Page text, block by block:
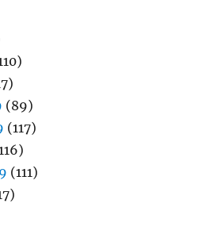
(89)
(117)
(111)